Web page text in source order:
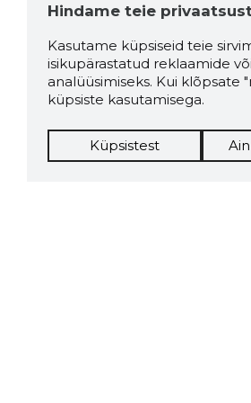
Hindame teie
Kasutame küpsiseid teie
isikupärastatud reklaamide
analüüsimiseks. Kui klõpsate
küpsiste kasutamisega.
Küpsistest